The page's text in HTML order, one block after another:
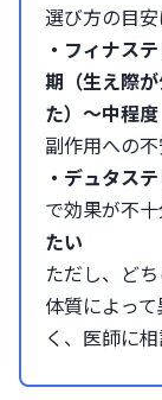
選び方の目安
・フィナス
期（生え際
た）〜中程
副作用への
・デュタス
で効果が不十
たい
ただし、ど
体質によっ
く、医師に